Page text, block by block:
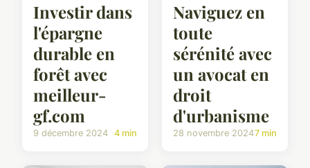
Investir dans
l'épargne
durable en
forêt avec
meilleur-
gf.com
9 décembre 2024 4 min
Naviguez en
toute
sérénité avec
un avocat en
droit
d'urbanisme
28 novembre 20247 min